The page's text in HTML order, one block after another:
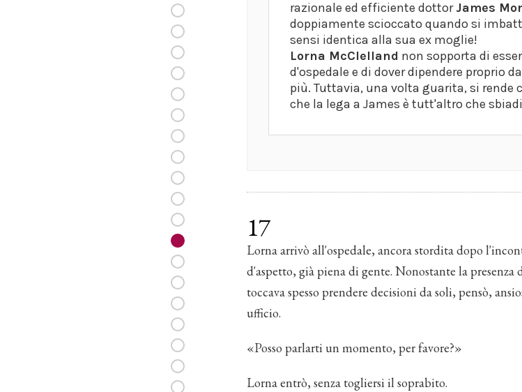
razionale ed efficiente dottorJames
doppiamente scioccato quando si
sensi identica alla sua ex moglie!
Lorna McClelland non sopporta di
d'ospedale e di dover dipendere proprio
più. Tuttavia, una volta guarita, si rende
che la lega a James è tutt'altro che
17
Lorna arrivò all'ospedale, ancora stordita dopo
d'aspetto, già piena di gente. Nonostante la
toccava spesso prendere decisioni da soli, pensò,
ufficio.
«Posso parlarti un momento, per favore?»
Lorna entrò, senza togliersi il soprabito.